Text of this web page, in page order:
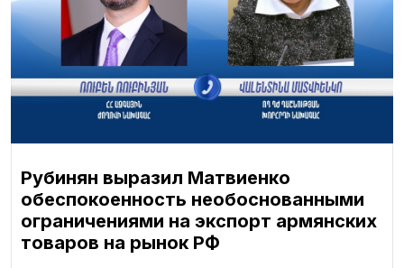
Рубинян выразил Матвиенко
обеспокоенность необоснованными
ограничениями на экспорт армянских
товаров на рынок РФ